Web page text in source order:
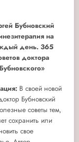
Бубновский
на
день. 365
доктора
Бубновского»
В своей новой
Бубновский
советы тем,
сохранить или
свое